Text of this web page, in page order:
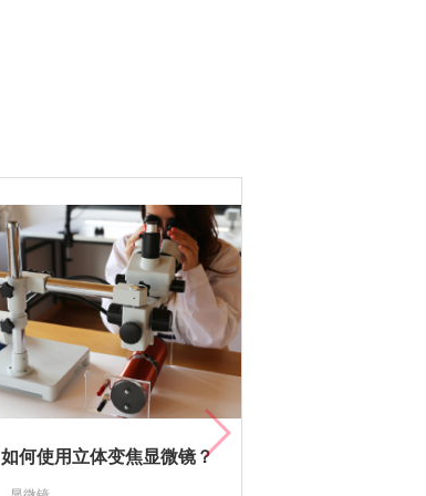
如何使用立体变焦显微镜？